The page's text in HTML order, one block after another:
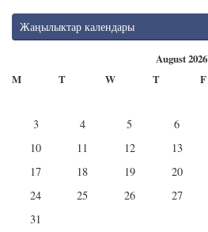
Жаңылыктар календары
August 2026
M
T W T F
3
4 5 6
10
11 12 13
17
18 19 20
24
25 26 27
31